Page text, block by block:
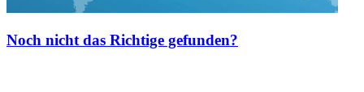
Noch nicht das Richtige gefunden?